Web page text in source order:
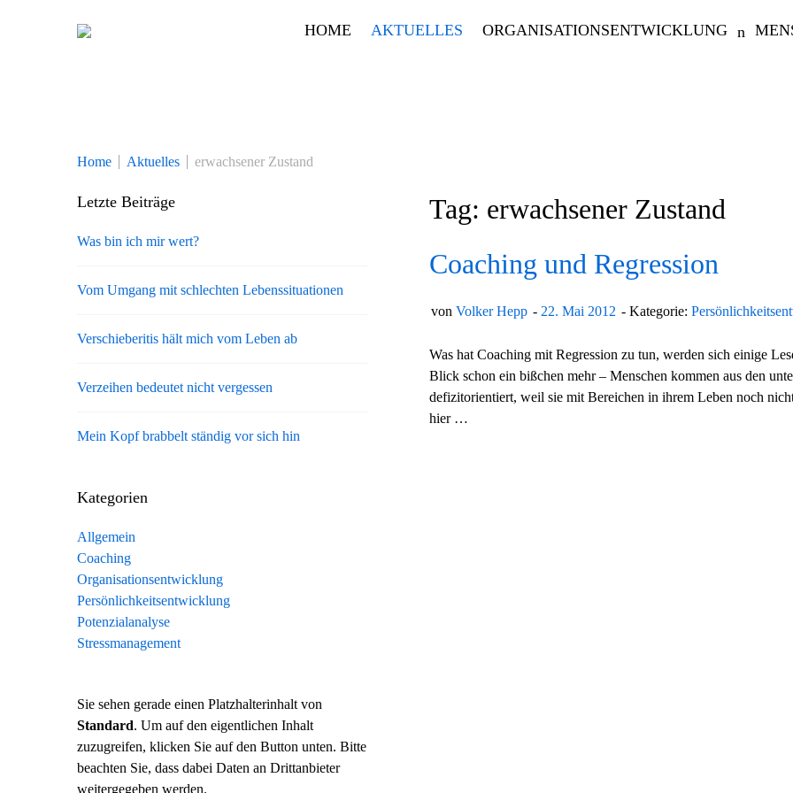
HOME AKTUELLES ORGANISATIONSENTWICKLUNG
Home Aktuelles erwachsener Zustand
Tag: erwachsener Zustand
Coaching und Regression
von Volker Hepp 22. Mai 2012 Kategorie:
Was hat Coaching mit Regression zu tun, werden sich einige
Blick schon ein bißchen mehr – Menschen kommen aus den
defizitorientiert, weil sie mit Bereichen in ihrem Leben noch
hier …
Letzte Beiträge
Was bin ich mir wert?
Vom Umgang mit schlechten Lebenssituationen
Verschieberitis hält mich vom Leben ab
Verzeihen bedeutet nicht vergessen
Mein Kopf brabbelt ständig vor sich hin
Kategorien
Allgemein
Coaching
Organisationsentwicklung
Persönlichkeitsentwicklung
Potenzialanalyse
Stressmanagement
Sie sehen gerade einen Platzhalterinhalt von
Standard. Um auf den eigentlichen Inhalt
zuzugreifen, klicken Sie auf den Button unten. Bitte
beachten Sie, dass dabei Daten an Drittanbieter
weitergegeben werden.